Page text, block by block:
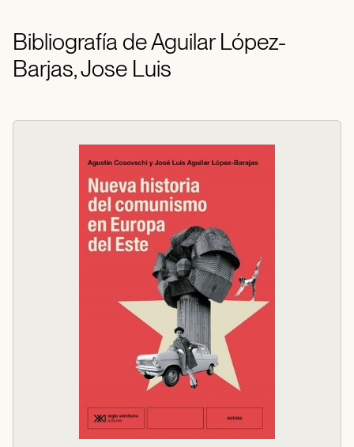
Bibliografía de Aguilar López-
Barjas, Jose Luis